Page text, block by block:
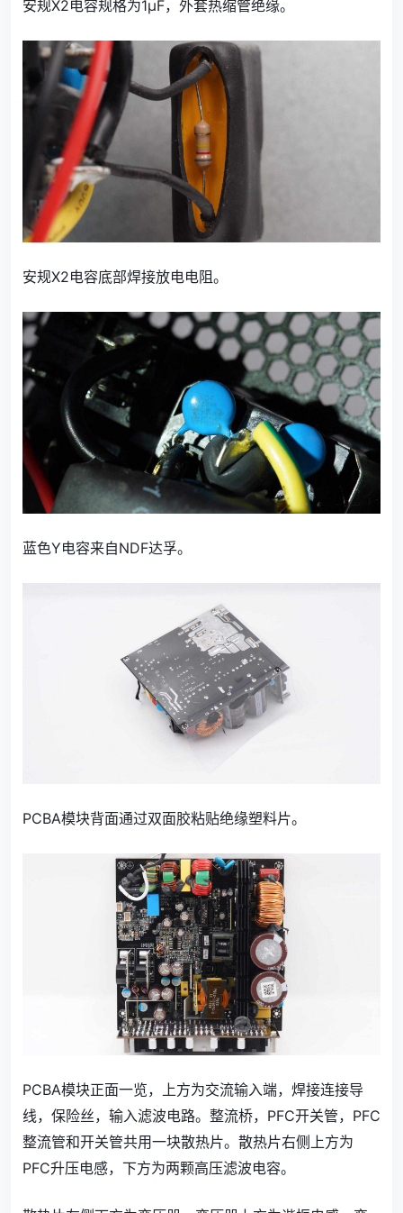
安规X2电容规格为1μF，外套热缩管绝缘。
安规X2电容底部焊接放电电阻。
蓝色Y电容来自NDF达孚。
PCBA模块背面通过双面胶粘贴绝缘塑料片。
PCBA模块正面一览，上方为交流输入端，焊接连接导
线，保险丝，输入滤波电路。整流桥，PFC开关管，PFC
整流管和开关管共用一块散热片。散热片右侧上方为
PFC升压电感，下方为两颗高压滤波电容。